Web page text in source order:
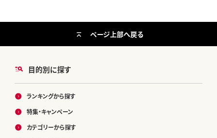
目的別に探す
ランキングから探す
特集・キャンペーン
カテゴリーから探す
ページ上部へ戻る